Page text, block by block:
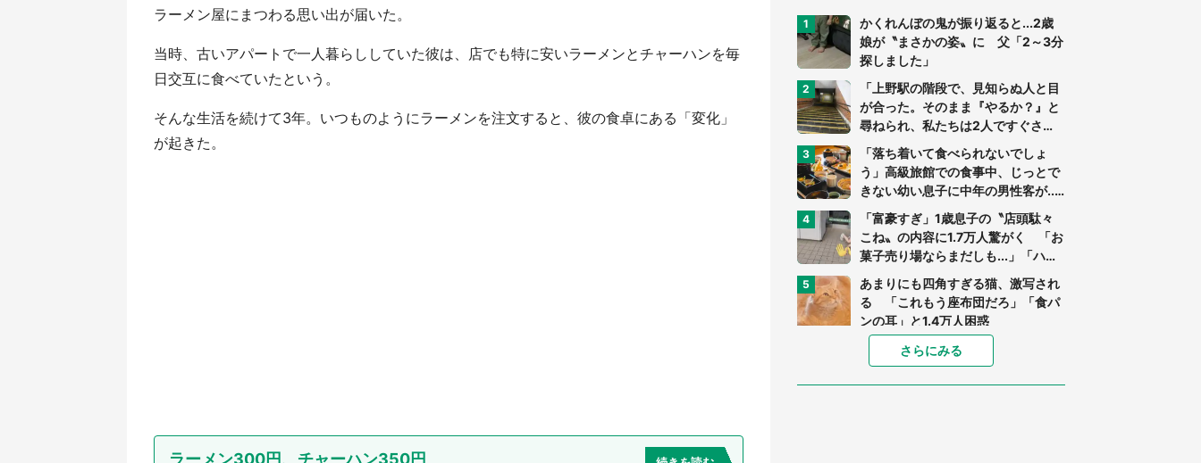
ラーメン屋にまつわる思い出が届いた。
当時、古いアパートで一人暮らししていた彼は、店でも特に安いラーメンとチャーハンを毎
日交互に食べていたという。
そんな生活を続けて3年。いつものようにラーメンを注文すると、彼の食卓にある「変化」
が起きた。
ラーメン300円、チャーハン350円
かくれんぼの鬼が振り返ると...2歳
娘が〝まさかの姿〟に 父「2～3分
探しました」
「上野駅の階段で、見知らぬ人と目
が合った。そのまま『やるか？』と
尋ねられ、私たちは2人ですぐさ
ま...」（茨城県・70代男性）
「落ち着いて食べられないでしょ
う」高級旅館での食事中、じっとで
きない幼い息子に中年の男性客が...
（東京都・40代男性）
「富豪すぎ」1歳息子の〝店頭駄々
こね〟の内容に1.7万人驚がく 「お
菓子売り場ならまだしも...」「ハー
あまりにも四角すぎる猫、激写され
る 「これもう座布団だろ」「食パ
ンの耳」と1.4万人困惑
家に〝デカい蛾〟が居座り続けて3
日間...ビビり続けた住人 判明した
〝まさかの正体〟に14万人も困惑
さらにみる